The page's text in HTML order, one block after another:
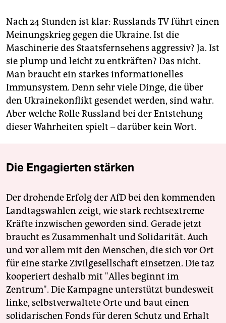
Nach 24 Stunden ist klar: Russlands TV führt einen
Meinungskrieg gegen die Ukraine. Ist die
Maschinerie des Staatsfernsehens aggressiv? Ja. Ist
sie plump und leicht zu entkräften? Das nicht.
Man braucht ein starkes informationelles
Immunsystem. Denn sehr viele Dinge, die über
den Ukrainekonflikt gesendet werden, sind wahr.
Aber welche Rolle Russland bei der Entstehung
dieser Wahrheiten spielt – darüber kein Wort.
Die Engagierten stärken
Der drohende Erfolg der AfD bei den kommenden
Landtagswahlen zeigt, wie stark rechtsextreme
Kräfte inzwischen geworden sind. Gerade jetzt
braucht es Zusammenhalt und Solidarität. Auch
und vor allem mit den Menschen, die sich vor Ort
für eine starke Zivilgesellschaft einsetzen. Die taz
kooperiert deshalb mit "Alles beginnt im
Zentrum". Die Kampagne unterstützt bundesweit
linke, selbstverwaltete Orte und baut einen
solidarischen Fonds für deren Schutz und Erhalt